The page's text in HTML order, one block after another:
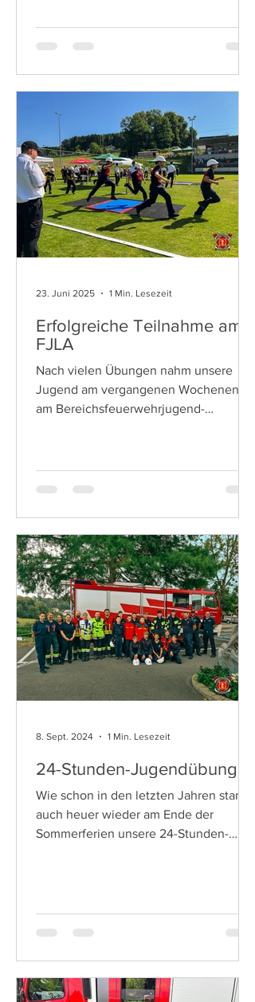
Erfolgreiche Teilnahme am
FJLA
Nach vielen Übungen nahm unsere
Jugend am vergangenen Wochenende
am Bereichsfeuerwehrjugend-
23. Juni 2025 1 Min. Lesezeit
24-Stunden-Jugendübung
Wie schon in den letzten Jahren stand
auch heuer wieder am Ende der
Sommerferien unsere 24-Stunden-
8. Sept. 2024 1 Min. Lesezeit